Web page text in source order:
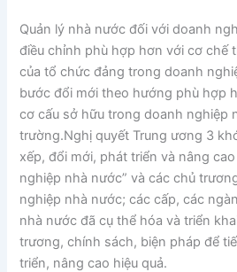
Quản lý nhà nước đối với doanh
điều chỉnh phù hợp hơn với cơ chế
của tổ chức đảng trong doanh
bước đổi mới theo hướng phù hợp
cơ cấu sở hữu trong doanh nghiệp
trường.Nghị quyết Trung ương 3
xếp, đổi mới, phát triển và nâng
nghiệp nhà nước” và các chủ
nghiệp nhà nước; các cấp, các
nhà nước đã cụ thể hóa và triển
trương, chính sách, biện pháp để
triển, nâng cao hiệu quả.